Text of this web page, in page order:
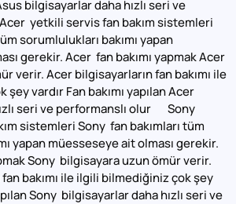
bilgisayarlar daha hızlı seri ve
yetkili servis fan bakım sistemleri
sorumlulukları bakımı yapan
gerekir. Acer fan bakımı yapmak Acer
verir. Acer bilgisayarların fan bakımı ile
vardır Fan bakımı yapılan Acer
seri ve performanslı olur Sony
sistemleri Sony fan bakımları tüm
yapan müesseseye ait olması gerekir.
Sony bilgisayara uzun ömür verir.
bakımı ile ilgili bilmediğiniz çok şey
Sony bilgisayarlar daha hızlı seri ve